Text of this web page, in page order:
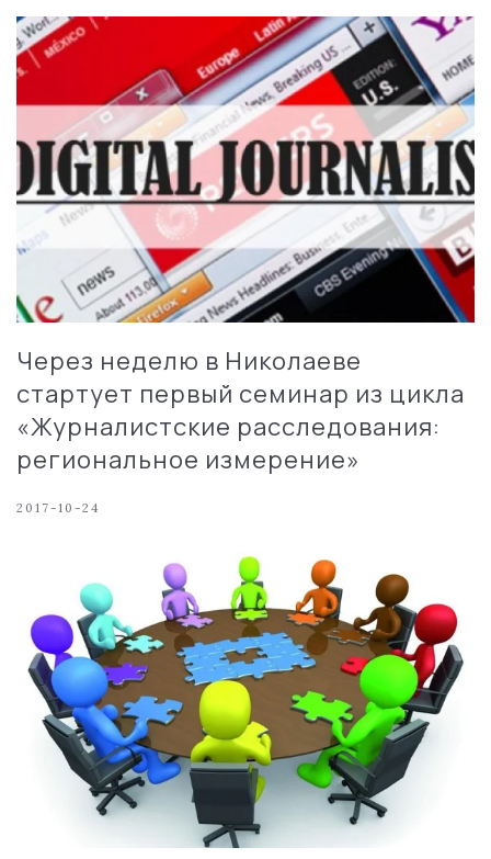
Через неделю в Николаеве
стартует первый семинар из цикла
«Журналистские расследования:
региональное измерение»
2017-10-24